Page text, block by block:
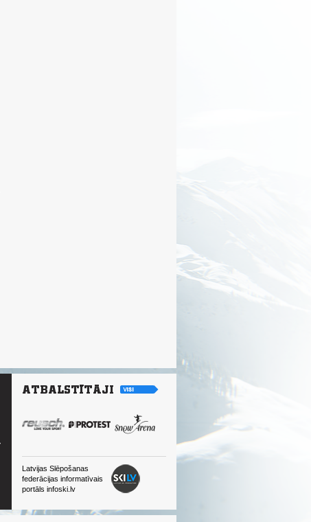
Latvijas Slēpošanas
federācijas informatīvais
portāls infoski.lv